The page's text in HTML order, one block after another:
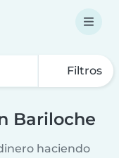
Filtros
Bariloche
haciendo